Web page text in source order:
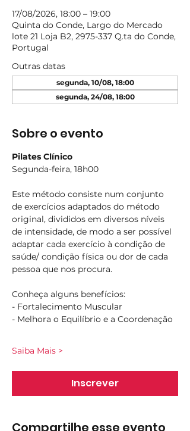
17/08/2026, 18:00 – 19:00
Quinta do Conde, Largo do Mercado
lote 21 Loja B2, 2975-337 Q.ta do Conde,
Portugal
Outras datas
segunda, 10/08, 18:00
segunda, 24/08, 18:00
Sobre o evento
Pilates Clínico
Segunda-feira, 18h00
Este método consiste num conjunto
de exercícios adaptados do método
original, divididos em diversos níveis
de intensidade, de modo a ser possível
adaptar cada exercício à condição de
saúde/ condição física ou dor de cada
pessoa que nos procura.
Conheça alguns benefícios:
- Fortalecimento Muscular
- Melhora o Equilíbrio e a Coordenação
Saiba Mais >
Inscrever
Compartilhe esse evento